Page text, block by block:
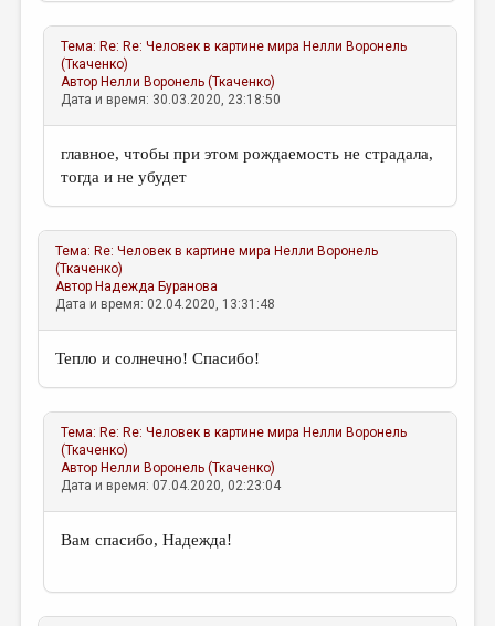
Тема: Re: Re: Человек в картине мира Нелли Воронель
(Ткаченко)
Автор Нелли Воронель (Ткаченко)
Дата и время: 30.03.2020, 23:18:50
главное, чтобы при этом рождаемость не страдала,
тогда и не убудет
Тема: Re: Человек в картине мира Нелли Воронель
(Ткаченко)
Автор Надежда Буранова
Дата и время: 02.04.2020, 13:31:48
Тепло и солнечно! Спасибо!
Тема: Re: Re: Человек в картине мира Нелли Воронель
(Ткаченко)
Автор Нелли Воронель (Ткаченко)
Дата и время: 07.04.2020, 02:23:04
Вам спасибо, Надежда!